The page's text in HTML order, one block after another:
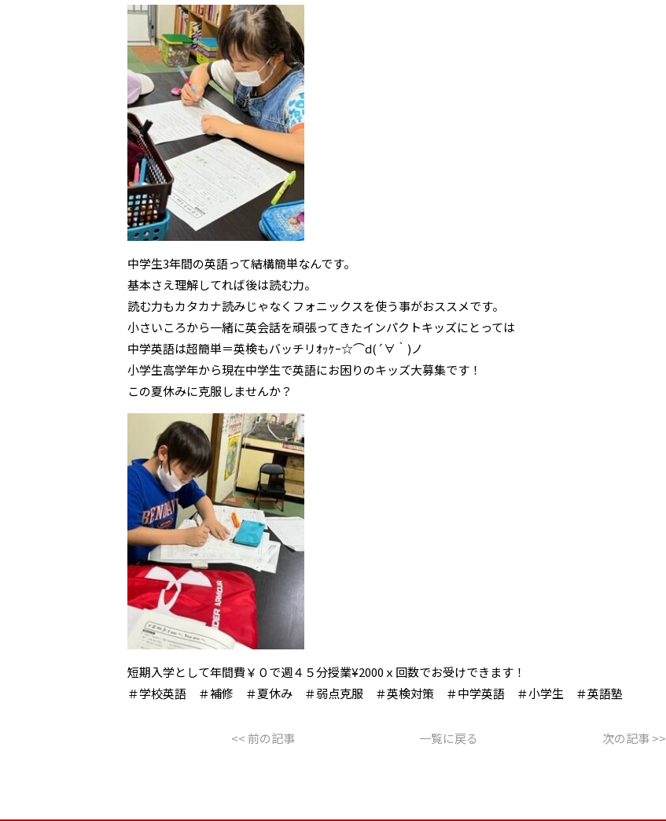
中学生3年間の英語って結構簡単なんです。
基本さえ理解してれば後は読む力。
読む力もカタカナ読みじゃなくフォニックスを使う事がおススメです。
小さいころから一緒に英会話を頑張ってきたインパクトキッズにとっては
中学英語は超簡単＝英検もバッチリｵｯｹｰ☆⌒d(´∀｀)ノ
小学生高学年から現在中学生で英語にお困りのキッズ大募集です！
この夏休みに克服しませんか？
短期入学として年間費￥０で週４５分授業¥2000ｘ回数でお受けできます！
＃学校英語 ＃補修 ＃夏休み ＃弱点克服 ＃英検対策 ＃中学英語 ＃小学生 ＃英語塾
<< 前の記事 一覧に戻る 次の記事 >>